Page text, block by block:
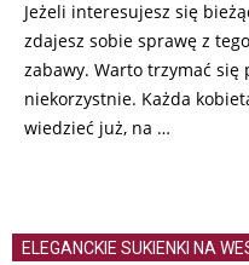
Jeżeli interesujesz się
zdajesz sobie sprawę z
zabawy. Warto trzymać się
niekorzystnie. Każda
wiedzieć już, na …
ELEGANCKIE SUKIENKI NA